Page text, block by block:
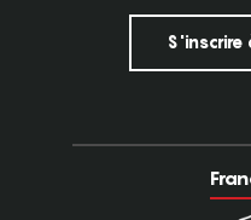
S'inscrire